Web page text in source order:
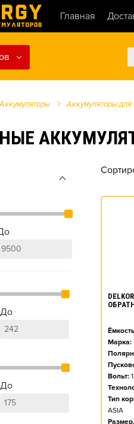
Главная
Аккумуляторы Аккумуляторы для
До
До
Марка:
Вольт:
Тип
ASIA